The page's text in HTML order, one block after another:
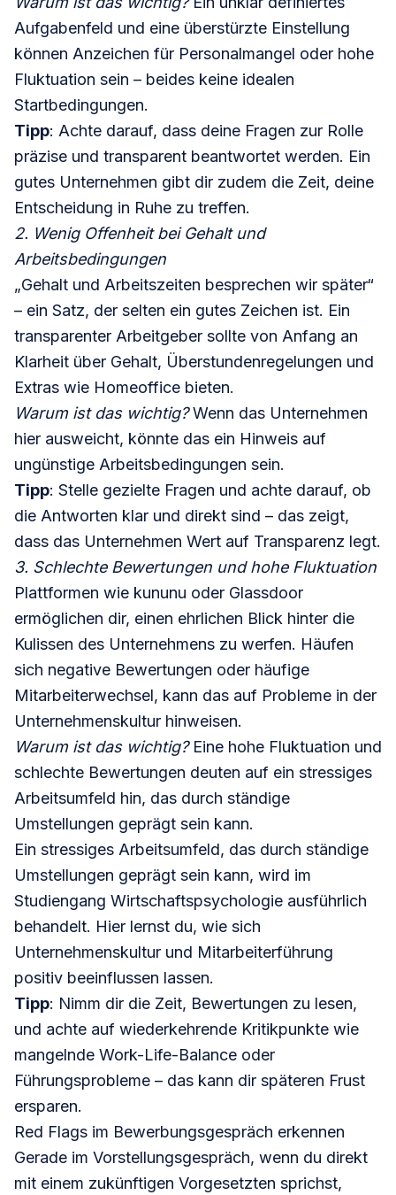
Aufgabenfeld und eine überstürzte Einstellung
können Anzeichen für Personalmangel oder hohe
Fluktuation sein – beides keine idealen
Startbedingungen.
Tipp: Achte darauf, dass deine Fragen zur Rolle
präzise und transparent beantwortet werden. Ein
gutes Unternehmen gibt dir zudem die Zeit, deine
Entscheidung in Ruhe zu treffen.
2. Wenig Offenheit bei Gehalt und
Arbeitsbedingungen
„Gehalt und Arbeitszeiten besprechen wir später“
– ein Satz, der selten ein gutes Zeichen ist. Ein
transparenter Arbeitgeber sollte von Anfang an
Klarheit über Gehalt, Überstundenregelungen und
Extras wie Homeoffice bieten.
Warum ist das wichtig?Wenn das Unternehmen
hier ausweicht, könnte das ein Hinweis auf
ungünstige Arbeitsbedingungen sein.
Tipp: Stelle gezielte Fragen und achte darauf, ob
die Antworten klar und direkt sind – das zeigt,
dass das Unternehmen Wert auf Transparenz legt.
3. Schlechte Bewertungen und hohe Fluktuation
Plattformen wie kununu oder Glassdoor
ermöglichen dir, einen ehrlichen Blick hinter die
Kulissen des Unternehmens zu werfen. Häufen
sich negative Bewertungen oder häufige
Mitarbeiterwechsel, kann das auf Probleme in der
Unternehmenskultur hinweisen.
Warum ist das wichtig?Eine hohe Fluktuation und
schlechte Bewertungen deuten auf ein stressiges
Arbeitsumfeld hin, das durch ständige
Umstellungen geprägt sein kann.
Ein stressiges Arbeitsumfeld, das durch ständige
Umstellungen geprägt sein kann, wird im
Studiengang Wirtschaftspsychologie ausführlich
behandelt. Hier lernst du, wie sich
Unternehmenskultur und Mitarbeiterführung
positiv beeinflussen lassen.
Tipp: Nimm dir die Zeit, Bewertungen zu lesen,
und achte auf wiederkehrende Kritikpunkte wie
mangelnde Work-Life-Balance oder
Führungsprobleme – das kann dir späteren Frust
ersparen.
Red Flags im Bewerbungsgespräch erkennen
Gerade im Vorstellungsgespräch, wenn du direkt
mit einem zukünftigen Vorgesetzten sprichst,